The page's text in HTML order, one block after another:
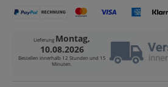
Lieferung Montag,
10.08.2026
Bestellen innerhalb 12 Stunden und 15
Minuten.